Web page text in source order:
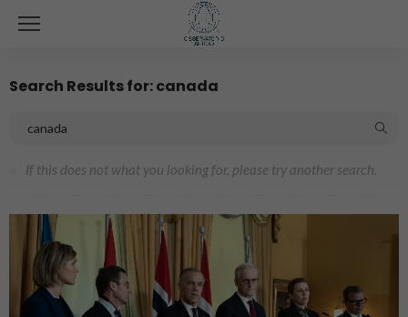
Search Results for: canada
If this does not what you looking for, please try another search.